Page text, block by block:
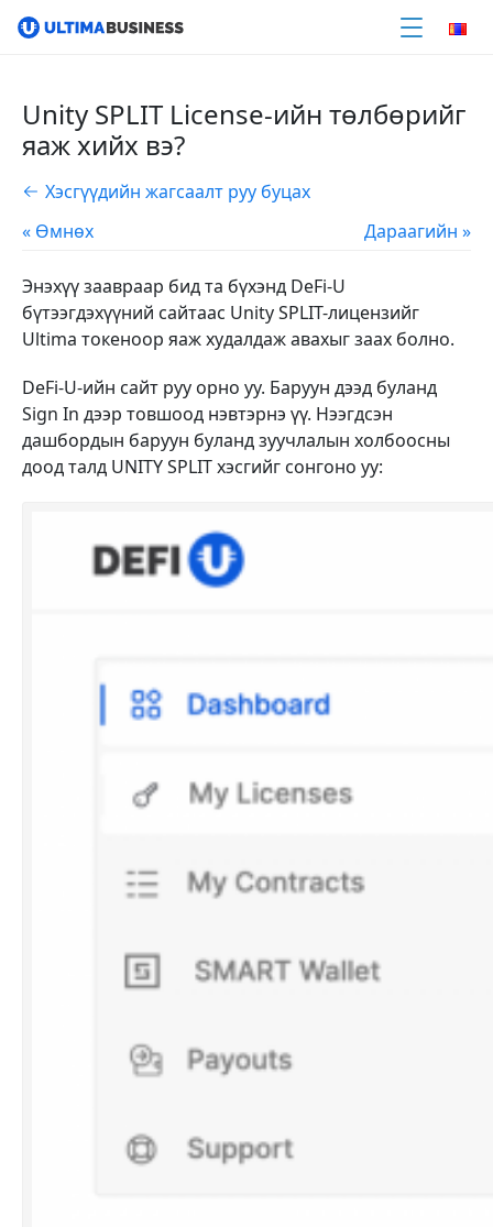
Unity SPLIT License-ийн төлбөрийг
яаж хийх вэ?
Хэсгүүдийн жагсаалт руу буцах
« Өмнөх
Дараагийн »
Энэхүү заавраар бид та бүхэнд DeFi-U
бүтээгдэхүүний сайтаас Unity SPLIT-лицензийг
Ultima токеноор яаж худалдаж авахыг заах болно.
DeFi-U-ийн сайт руу орно уу. Баруун дээд буланд
Sign In дээр товшоод нэвтэрнэ үү. Нээгдсэн
дашбордын баруун буланд зуучлалын холбоосны
доод талд UNITY SPLIT хэсгийг сонгоно уу: